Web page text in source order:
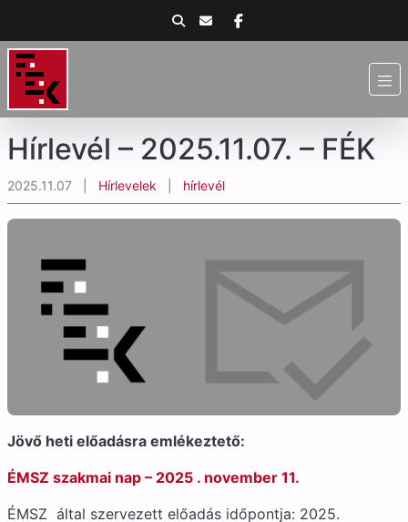
Hírlevél – 2025.11.07. – FÉK
2025.11.07 Hírlevelek hírlevél
Jövő heti előadásra emlékeztető:
ÉMSZ szakmai nap – 2025 . november 11.
ÉMSZ által szervezett előadás időpontja: 2025.